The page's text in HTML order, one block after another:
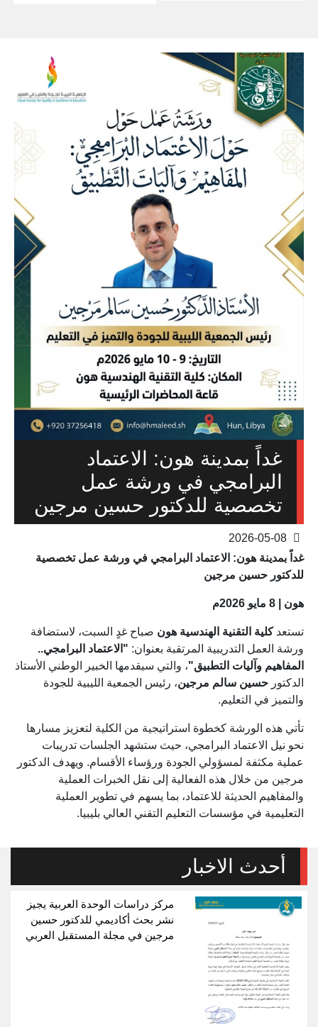
غداً بمدينة هون: الاعتماد
البرامجي في ورشة عمل
تخصصية للدكتور حسين مرجين
غداً بمدينة هون: الاعتماد البرامجي في ورشة عمل تخصصية
للدكتور حسين مرجين
هون | 8 مايو 2026م
تستعدكلية التقنية الهندسية هون صباح غدٍ السبت، لاستضافة
ورشة العمل التدريبية المرتقبة بعنوان: "الاعتماد البرامجي..
المفاهيم وآليات التطبيق"، والتي سيقدمها الخبير الوطني الأستاذ
الدكتور حسين سالم مرجين، رئيس الجمعية الليبية للجودة
والتميز في التعليم.
تأتي هذه الورشة كخطوة استراتيجية من الكلية لتعزيز مسارها
نحو نيل الاعتماد البرامجي، حيث ستشهد الجلسات تدريبات
عملية مكثفة لمسؤولي الجودة ورؤساء الأقسام. ويهدف الدكتور
مرجين من خلال هذه الفعالية إلى نقل الخبرات العملية
والمفاهيم الحديثة للاعتماد، بما يسهم في تطوير العملية
التعليمية في مؤسسات التعليم التقني العالي بليبيا.
أحدث الاخبار
مركز دراسات الوحدة العربية يجيز
نشر بحث أكاديمي للدكتور حسين
مرجين في مجلة المستقبل العربي